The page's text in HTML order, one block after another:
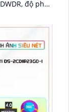
độ phân